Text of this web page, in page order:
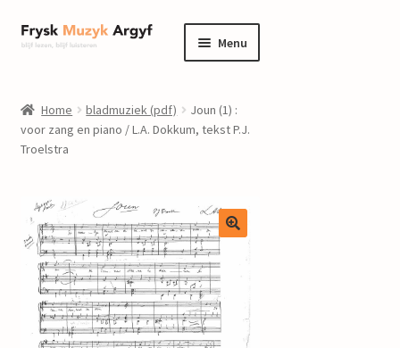
Ga
door
navigatie
Ga
naar
inhoud
Menu
informatie
Submenu
Componisten
nieuws
events
Home bladmuziek (pdf)
Joun (1) :
voor zang en piano / L.A. Dokkum, tekst P.J.
Troelstra